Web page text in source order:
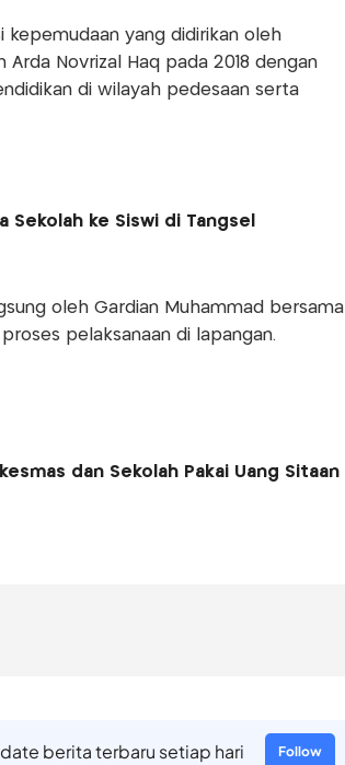
kepemudaan yang didirikan oleh
Arda Novrizal Haq pada 2018 dengan
di wilayah pedesaan serta
Sekolah ke Siswi di Tangsel
oleh Gardian Muhammad bersama
pelaksanaan di lapangan.
dan Sekolah Pakai Uang Sitaan
berita terbaru setiap hari Follow